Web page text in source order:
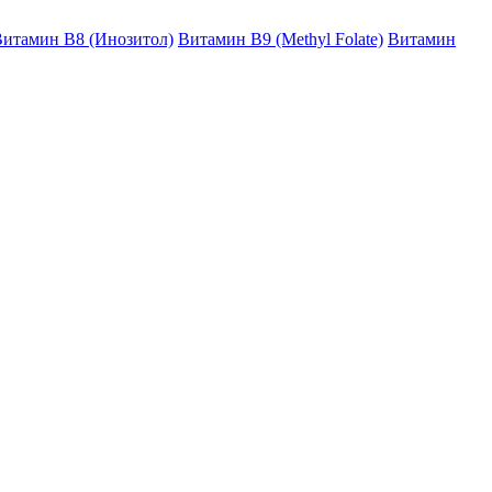
B8 (Инозитол) Витамин B9 (Methyl Folate) Витамин